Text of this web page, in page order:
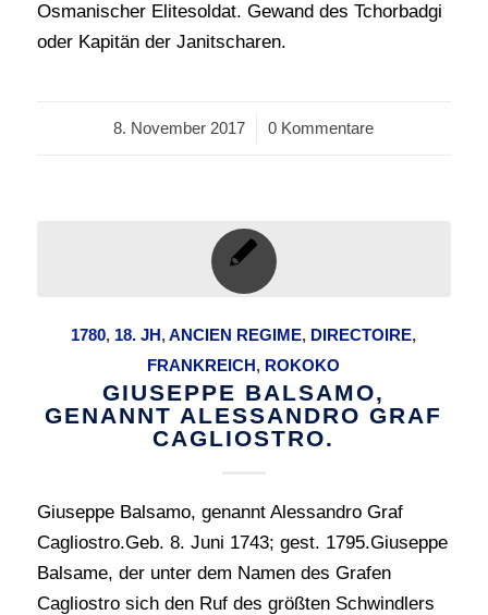
Osmanischer Elitesoldat. Gewand des Tchorbadgi
oder Kapitän der Janitscharen.
8. November 2017
/ 0 Kommentare
1780, 18. JH,ANCIEN REGIME, DIRECTOIRE,
FRANKREICH, ROKOKO
GIUSEPPE BALSAMO,
GENANNT ALESSANDRO GRAF
CAGLIOSTRO.
Giuseppe Balsamo, genannt Alessandro Graf
Cagliostro.Geb. 8. Juni 1743; gest. 1795.Giuseppe
Balsame, der unter dem Namen des Grafen
Cagliostro sich den Ruf des größten Schwindlers